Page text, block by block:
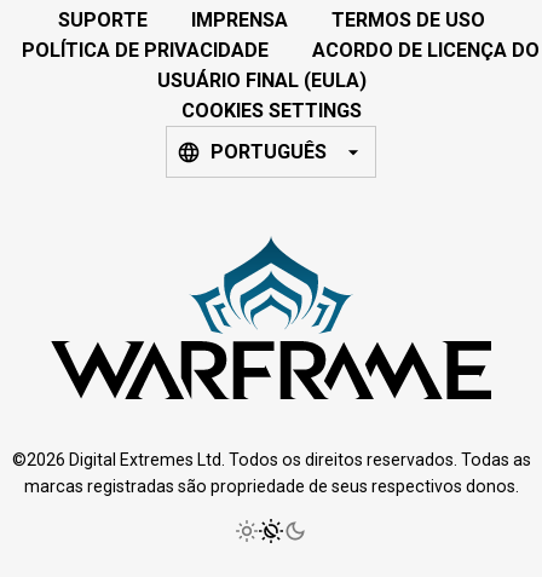
SUPORTE IMPRENSA
TERMOS DE USO
POLÍTICA DE PRIVACIDADE
ACORDO DE LICENÇA DO
USUÁRIO FINAL (EULA)
COOKIES SETTINGS
PORTUGUÊS
©2026 Digital Extremes Ltd. Todos os direitos reservados. Todas as
marcas registradas são propriedade de seus respectivos donos.